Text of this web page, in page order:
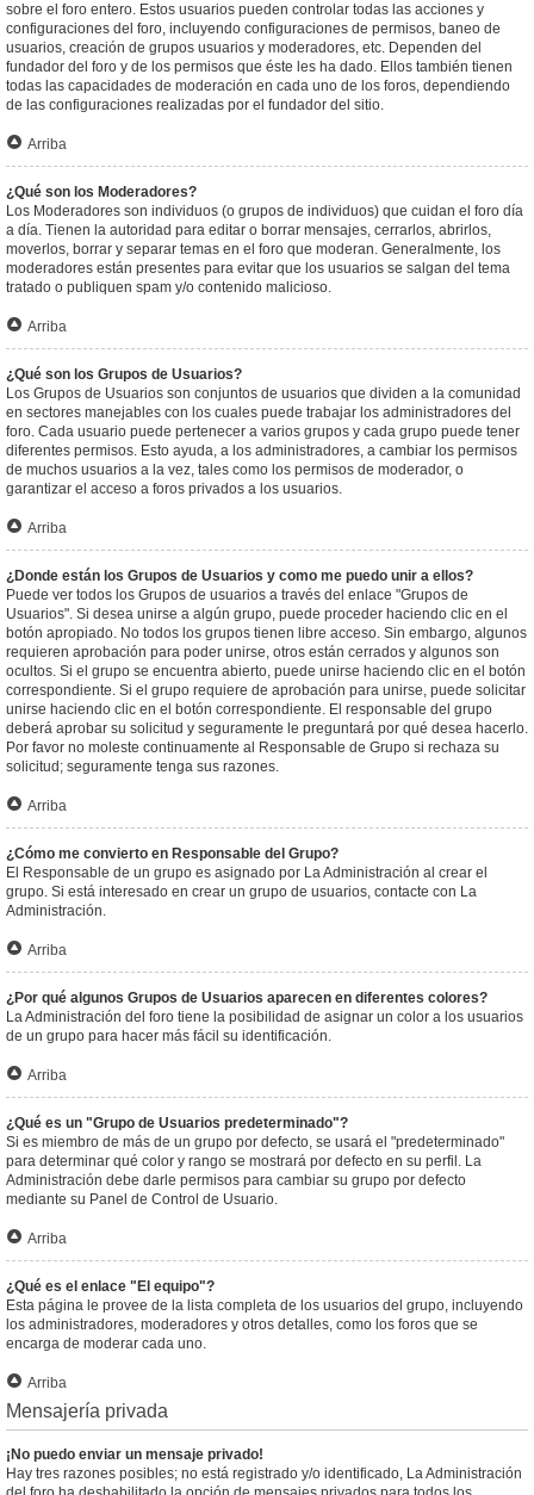
sobre el foro entero. Estos usuarios pueden controlar todas las acciones y
configuraciones del foro, incluyendo configuraciones de permisos, baneo de
usuarios, creación de grupos usuarios y moderadores, etc. Dependen del
fundador del foro y de los permisos que éste les ha dado. Ellos también tienen
todas las capacidades de moderación en cada uno de los foros, dependiendo
de las configuraciones realizadas por el fundador del sitio.
Arriba
¿Qué son los Moderadores?
Los Moderadores son individuos (o grupos de individuos) que cuidan el foro día
a día. Tienen la autoridad para editar o borrar mensajes, cerrarlos, abrirlos,
moverlos, borrar y separar temas en el foro que moderan. Generalmente, los
moderadores están presentes para evitar que los usuarios se salgan del tema
tratado o publiquen spam y/o contenido malicioso.
Arriba
¿Qué son los Grupos de Usuarios?
Los Grupos de Usuarios son conjuntos de usuarios que dividen a la comunidad
en sectores manejables con los cuales puede trabajar los administradores del
foro. Cada usuario puede pertenecer a varios grupos y cada grupo puede tener
diferentes permisos. Esto ayuda, a los administradores, a cambiar los permisos
de muchos usuarios a la vez, tales como los permisos de moderador, o
garantizar el acceso a foros privados a los usuarios.
Arriba
¿Donde están los Grupos de Usuarios y como me puedo unir a ellos?
Puede ver todos los Grupos de usuarios a través del enlace "Grupos de
Usuarios". Si desea unirse a algún grupo, puede proceder haciendo clic en el
botón apropiado. No todos los grupos tienen libre acceso. Sin embargo, algunos
requieren aprobación para poder unirse, otros están cerrados y algunos son
ocultos. Si el grupo se encuentra abierto, puede unirse haciendo clic en el botón
correspondiente. Si el grupo requiere de aprobación para unirse, puede solicitar
unirse haciendo clic en el botón correspondiente. El responsable del grupo
deberá aprobar su solicitud y seguramente le preguntará por qué desea hacerlo.
Por favor no moleste continuamente al Responsable de Grupo si rechaza su
solicitud; seguramente tenga sus razones.
Arriba
¿Cómo me convierto en Responsable del Grupo?
El Responsable de un grupo es asignado por La Administración al crear el
grupo. Si está interesado en crear un grupo de usuarios, contacte con La
Administración.
Arriba
¿Por qué algunos Grupos de Usuarios aparecen en diferentes colores?
La Administración del foro tiene la posibilidad de asignar un color a los usuarios
de un grupo para hacer más fácil su identificación.
Arriba
¿Qué es un "Grupo de Usuarios predeterminado"?
Si es miembro de más de un grupo por defecto, se usará el "predeterminado"
para determinar qué color y rango se mostrará por defecto en su perfil. La
Administración debe darle permisos para cambiar su grupo por defecto
mediante su Panel de Control de Usuario.
Arriba
¿Qué es el enlace "El equipo"?
Esta página le provee de la lista completa de los usuarios del grupo, incluyendo
los administradores, moderadores y otros detalles, como los foros que se
encarga de moderar cada uno.
Arriba
Mensajería privada
¡No puedo enviar un mensaje privado!
Hay tres razones posibles; no está registrado y/o identificado, La Administración